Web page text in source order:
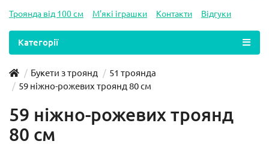
Троянда від 100 см М'які іграшки Контакти Відгуки
Категорії
Букети з троянд
51 троянда
59 ніжно-рожевих троянд 80 см
59 ніжно-рожевих троянд
80 см